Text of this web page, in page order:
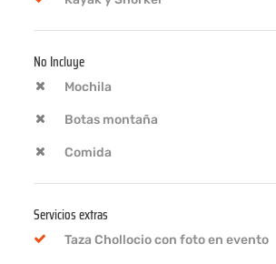
No Incluye
Mochila
Botas montaña
Comida
Servicios extras
Taza Chollocio con foto en evento